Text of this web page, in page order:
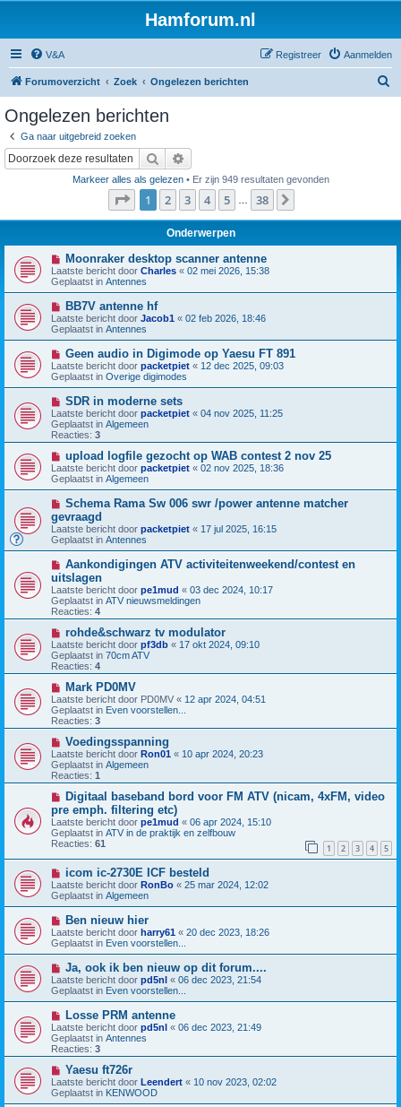
Hamforum.nl
V&A Aanmelden
Registreer
Forumoverzicht Zoek Ongelezen berichten
Ongelezen berichten
Ga naar uitgebreid zoeken
Zoek
Markeer alles als gelezen• Er zijn 949 resultaten gevonden
Pagina van 38
1 2 3 4 5 38
Onderwerpen
N
i
e
u
w
b
e
r
i
c
h
t
Moonraker desktop scanner antenne
Laatste bericht door Charles « 02 mei 2026, 15:38
Geplaatst in Antennes
N
i
e
u
w
b
e
r
i
c
h
t
BB7V antenne hf
Laatste bericht door Jacob1 « 02 feb 2026, 18:46
Geplaatst in Antennes
N
i
e
u
w
b
e
r
i
h
t
Geen audio in Digimode op Yaesu FT 891
Laatste bericht door packetpiet « 12 dec 2025, 09:03
Geplaatst in Overige digimodes
N
i
e
u
w
b
e
r
i
h
t
SDR in moderne sets
Laatste bericht door packetpiet « 04 nov 2025, 11:25
Geplaatst in Algemeen
Reacties: 3
N
i
e
u
w
b
e
r
i
c
t
upload logfile gezocht op WAB contest 2 nov 25
Laatste bericht door packetpiet « 02 nov 2025, 18:36
Geplaatst in Algemeen
N
e
u
w
b
e
r
i
c
h
t
Schema Rama Sw 006 swr /power antenne matcher
gevraagd
Laatste bericht door packetpiet « 17 jul 2025, 16:15
Geplaatst in Antennes
N
i
e
u
w
b
i
c
h
Aankondigingen ATV activiteitenweekend/contest en
uitslagen
Laatste bericht door pe1mud « 03 dec 2024, 10:17
Geplaatst in ATV nieuwsmeldingen
Reacties: 4
N
i
e
u
w
b
e
r
i
c
h
rohde&schwarz tv modulator
Laatste bericht door pf3db « 17 okt 2024, 09:10
Geplaatst in 70cm ATV
Reacties: 4
N
i
e
u
w
b
r
i
c
h
Mark PD0MV
Laatste bericht door PD0MV « 12 apr 2024, 04:51
Geplaatst in Even voorstellen...
Reacties: 3
N
i
e
u
w
b
e
r
i
c
h
t
Voedingsspanning
Laatste bericht door Ron01 « 10 apr 2024, 20:23
Geplaatst in Algemeen
Reacties: 1
N
e
u
w
b
e
c
h
Digitaal baseband bord voor FM ATV (nicam, 4xFM, video
pre emph. filtering etc)
Laatste bericht door pe1mud « 06 apr 2024, 15:10
Geplaatst in ATV in de praktijk en zelfbouw
Reacties: 61 1 2 3 4 5
N
i
e
u
w
b
e
r
i
c
h
t
icom ic-2730E ICF besteld
Laatste bericht door RonBo « 25 mar 2024, 12:02
Geplaatst in Algemeen
N
i
e
u
w
b
e
r
i
h
t
Ben nieuw hier
Laatste bericht door harry61 « 20 dec 2023, 18:26
Geplaatst in Even voorstellen...
N
i
e
u
w
b
e
r
i
t
Ja, ook ik ben nieuw op dit forum....
Laatste bericht door pd5nl « 06 dec 2023, 21:54
Geplaatst in Even voorstellen...
N
i
e
u
w
b
r
i
Losse PRM antenne
Laatste bericht door pd5nl « 06 dec 2023, 21:49
Geplaatst in Antennes
Reacties: 3
N
i
e
u
Yaesu ft726r
Laatste bericht door Leendert « 10 nov 2023, 02:02
Geplaatst in KENWOOD